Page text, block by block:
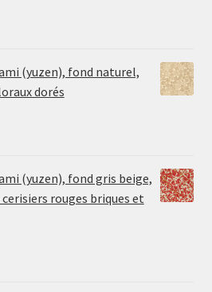
(yuzen), fond naturel,
dorés
(yuzen), fond gris beige,
rouges briques et